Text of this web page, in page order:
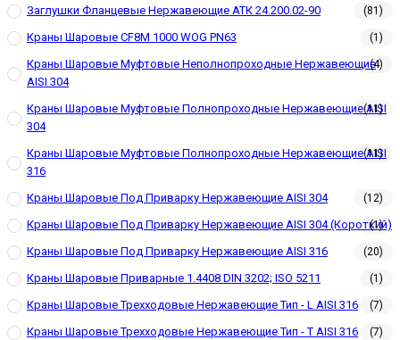
Заглушки Фланцевые Нержавеющие АТК 24.200.02-90 (81)
Краны Шаровые CF8M 1000 WOG PN63 (1)
Краны Шаровые Муфтовые Неполнопроходные Нержавеющие
AISI 304
(4)
Краны Шаровые Муфтовые Полнопроходные Нержавеющие AISI
304
(11)
Краны Шаровые Муфтовые Полнопроходные Нержавеющие AISI
316
(11)
Краны Шаровые Под Приварку Нержавеющие AISI 304 (12)
Краны Шаровые Под Приварку Нержавеющие AISI 304 (короткий)
(1)
Краны Шаровые Под Приварку Нержавеющие AISI 316 (20)
Краны Шаровые Приварные 1.4408 DIN 3202; ISO 5211 (1)
Краны Шаровые Трехходовые Нержавеющие Тип - L AISI 316 (7)
Краны Шаровые Трехходовые Нержавеющие Тип - T AISI 316 (7)